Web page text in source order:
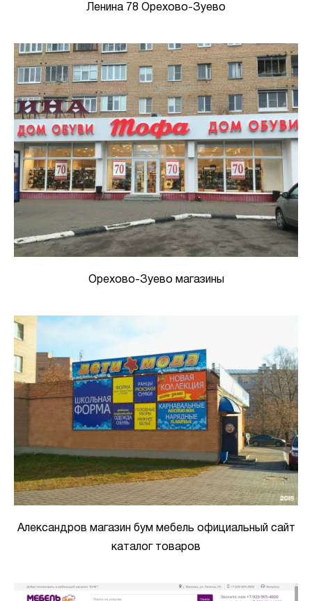
Ленина 78 Орехово-Зуево
Орехово-Зуево магазины
Александров магазин бум мебель официальный сайт
каталог товаров